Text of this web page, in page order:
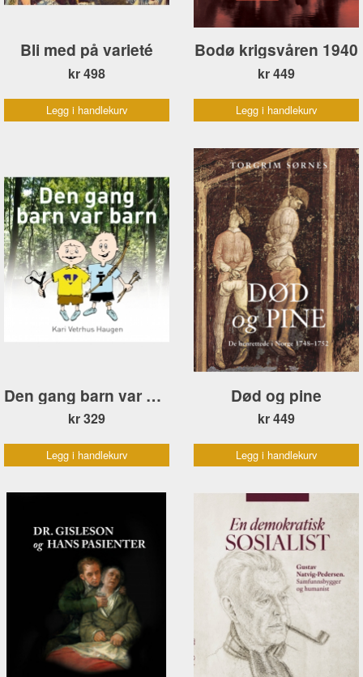
Bli med på varieté
kr 498
Legg i handlekurv
Bodø krigsvåren 1940
kr 449
Legg i handlekurv
Den gang barn var barn
kr 329
Legg i handlekurv
Død og pine
kr 449
Legg i handlekurv